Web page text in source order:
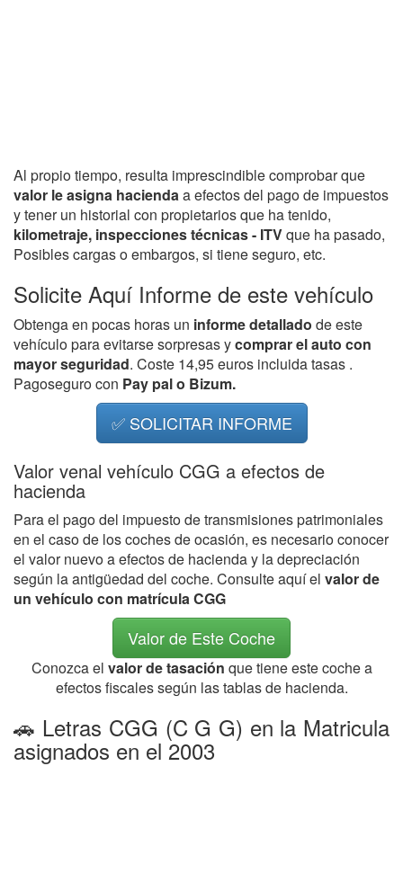
Al propio tiempo, resulta imprescindible comprobar que
valor le asigna haciendaa efectos del pago de impuestos
y tener un historial con propietarios que ha tenido,
kilometraje, inspecciones técnicas - ITVque ha pasado,
Posibles cargas o embargos, si tiene seguro, etc.
Solicite Aquí Informe de este vehículo
Obtenga en pocas horas un informe detallado de este
vehículo para evitarse sorpresas ycomprar el auto con
mayor seguridad. Coste 14,95 euros incluida tasas .
Pagoseguro con Pay pal o Bizum.
✅ SOLICITAR INFORME
Valor venal vehículo CGG a efectos de
hacienda
Para el pago del impuesto de transmisiones patrimoniales
en el caso de los coches de ocasión, es necesario conocer
el valor nuevo a efectos de hacienda y la depreciación
según la antigüedad del coche. Consulte aquí el valor de
un vehículo con matrícula CGG
Valor de Este Coche
Conozca el valor de tasación que tiene este coche a
efectos fiscales según las tablas de hacienda.
🚗 Letras CGG (C G G) en la Matricula
asignados en el 2003